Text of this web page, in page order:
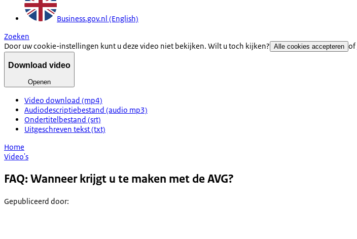
Business.gov.nl (English)
Zoeken
Door uw cookie-instellingen kunt u deze video niet bekijken. Wilt u toch kijken? Alle cookies accepteren of
Download video
Openen
Video download (mp4)
Audiodescriptiebestand (audio mp3)
Ondertitelbestand (srt)
Uitgeschreven tekst (txt)
Home
Video's
FAQ: Wanneer krijgt u te maken met de AVG?
Gepubliceerd door: